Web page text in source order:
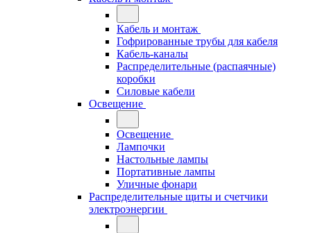
Кабель и монтаж
Гофрированные трубы для кабеля
Кабель-каналы
Распределительные (распаячные)
коробки
Силовые кабели
Освещение
Освещение
Лампочки
Настольные лампы
Портативные лампы
Уличные фонари
Распределительные щиты и счетчики
электроэнергии